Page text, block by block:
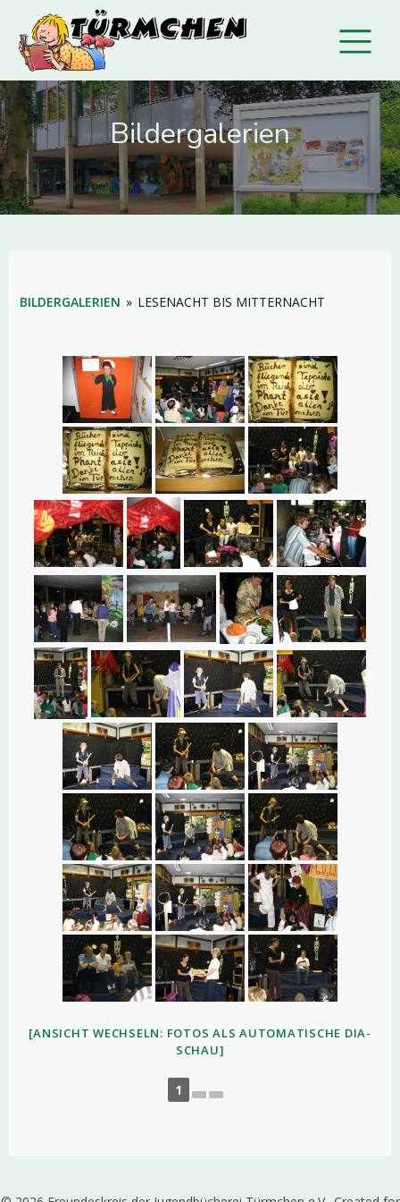
Bildergalerien
BILDERGALERIEN » LESENACHT BIS MITTERNACHT
[ANSICHT WECHSELN: FOTOS ALS AUTOMATISCHE DIA-
SCHAU]
1